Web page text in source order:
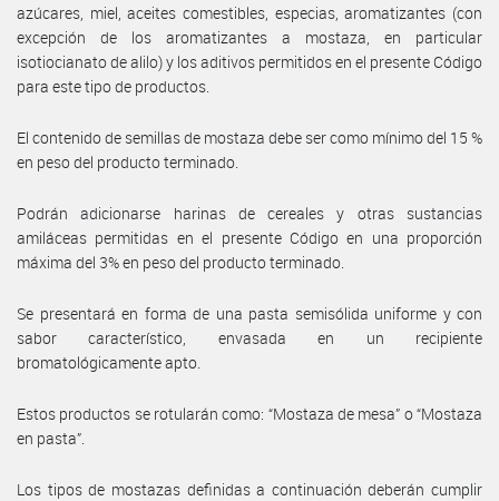
azúcares, miel, aceites comestibles, especias, aromatizantes (con
excepción de los aromatizantes a mostaza, en particular
isotiocianato de alilo) y los aditivos permitidos en el presente Código
para este tipo de productos.
El contenido de semillas de mostaza debe ser como mínimo del 15 %
en peso del producto terminado.
Podrán adicionarse harinas de cereales y otras sustancias
amiláceas permitidas en el presente Código en una proporción
máxima del 3% en peso del producto terminado.
Se presentará en forma de una pasta semisólida uniforme y con
sabor característico, envasada en un recipiente
bromatológicamente apto.
Estos productos se rotularán como: “Mostaza de mesa” o “Mostaza
en pasta”.
Los tipos de mostazas definidas a continuación deberán cumplir